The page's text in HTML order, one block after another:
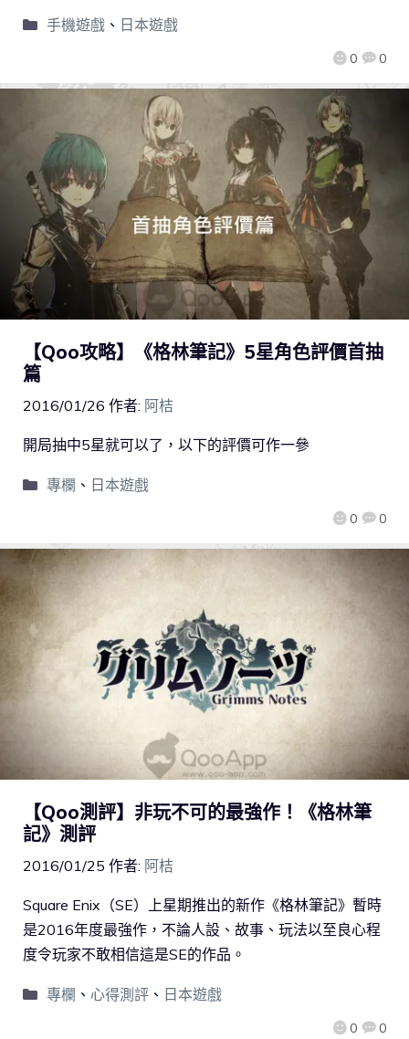
0 0
手機遊戲、 日本遊戲
【Qoo攻略】《格林筆記》5星角色評價首抽
篇
2016/01/26 作者: 阿桔
0 0
開局抽中5星就可以了，以下的評價可作一參
專欄 、 日本遊戲
【Qoo測評】非玩不可的最強作！《格林筆
記》測評
2016/01/25 作者: 阿桔
0 0
Square Enix（SE）上星期推出的新作《格林筆記》暫時
是2016年度最強作，不論人設、故事、玩法以至良心程
度令玩家不敢相信這是SE的作品。
專欄 、 心得測評、 日本遊戲